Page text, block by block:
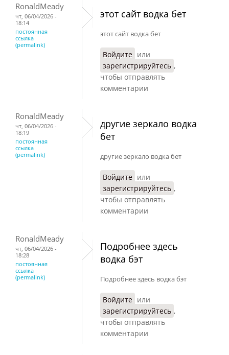
RonaldMeady
чт, 06/04/2026 -
18:14
постоянная
ссылка
(permalink)
этот сайт водка бет
этот сайт водка бет
Войдите или
зарегистрируйтесь ,
чтобы отправлять
комментарии
RonaldMeady
чт, 06/04/2026 -
18:19
постоянная
ссылка
(permalink)
другие зеркало водка
бет
другие зеркало водка бет
Войдите или
зарегистрируйтесь ,
чтобы отправлять
комментарии
RonaldMeady
чт, 06/04/2026 -
18:28
постоянная
ссылка
(permalink)
Подробнее здесь
водка бэт
Подробнее здесь водка бэт
Войдите или
зарегистрируйтесь ,
чтобы отправлять
комментарии